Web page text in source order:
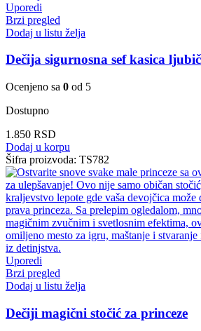
Uporedi
Brzi pregled
Dodaj u listu želja
Dečija sigurnosna sef kasica
Ocenjeno sa 0 od 5
Dostupno
1.850 RSD
Dodaj u korpu
Šifra proizvoda: TS782
Uporedi
Brzi pregled
Dodaj u listu želja
Dečiji magični stočić za princeze